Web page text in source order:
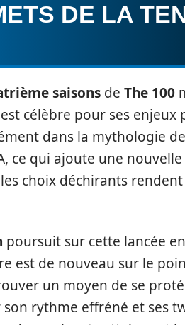
DE LA
saisons de The 100
est célèbre pour ses
dans la mythologie
ce qui ajoute une
choix déchirants
poursuit sur cette lancée
est de nouveau sur le
un moyen de se
rythme effréné et ses